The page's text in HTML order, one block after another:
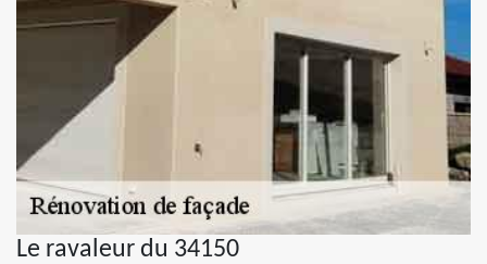
Le ravaleur du 34150